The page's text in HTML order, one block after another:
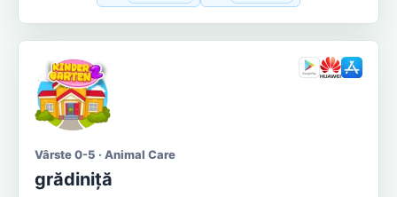
Vârste 0-5 · Animal Care
grădiniță